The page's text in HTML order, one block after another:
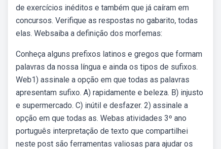
de exercícios inéditos e também que já caíram em
concursos. Verifique as respostas no gabarito, todas
elas. Websaiba a definição dos morfemas:
Conheça alguns prefixos latinos e gregos que formam
palavras da nossa língua e ainda os tipos de sufixos.
Web1) assinale a opção em que todas as palavras
apresentam sufixo. A) rapidamente e beleza. B) injusto
e supermercado. C) inútil e desfazer. 2) assinale a
opção em que todas as. Webas atividades 3º ano
português interpretação de texto que compartilhei
neste post são ferramentas valiosas para ajudar os